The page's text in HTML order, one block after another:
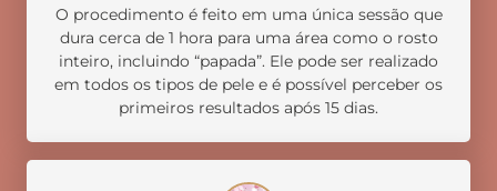
O procedimento é feito em uma única sessão que
dura cerca de 1 hora para uma área como o rosto
inteiro, incluindo “papada”. Ele pode ser realizado
em todos os tipos de pele e é possível perceber os
primeiros resultados após 15 dias.